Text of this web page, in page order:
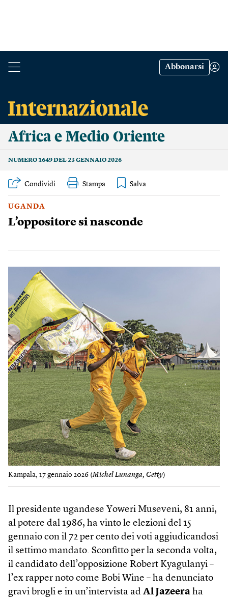
Abbonarsi
Africa e Medio Oriente
NUMERO 1649 DEL 23 GENNAIO 2026
Condividi Stampa
UGANDA
L’oppositore si nasconde
Kampala, 17 gennaio 2026 (Michel Lunanga, Getty)
Il presidente ugandese Yoweri Museveni, 81 anni,
al potere dal 1986, ha vinto le elezioni del 15
gennaio con il 72 per cento dei voti aggiudicandosi
il settimo mandato. Sconfitto per la seconda volta,
il candidato dell’opposizione Robert Kyagulanyi –
l’ex rapper noto come Bobi Wine – ha denunciato
gravi brogli e in un’intervista ad Al Jazeera ha